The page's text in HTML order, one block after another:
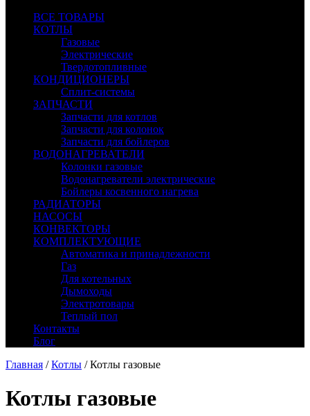
ВСЕ ТОВАРЫ
КОТЛЫ
Газовые
Электрические
Твердотопливные
КОНДИЦИОНЕРЫ
Сплит-системы
ЗАПЧАСТИ
Запчасти для котлов
Запчасти для колонок
Запчасти для бойлеров
ВОДОНАГРЕВАТЕЛИ
Колонки газовые
Водонагреватели электрические
Бойлеры косвенного нагрева
РАДИАТОРЫ
НАСОСЫ
КОНВЕКТОРЫ
КОМПЛЕКТУЮЩИЕ
Автоматика и принадлежности
Газ
Для котельных
Дымоходы
Электротовары
Теплый пол
Контакты
Блог
Главная /Котлы / Котлы газовые
Котлы газовые